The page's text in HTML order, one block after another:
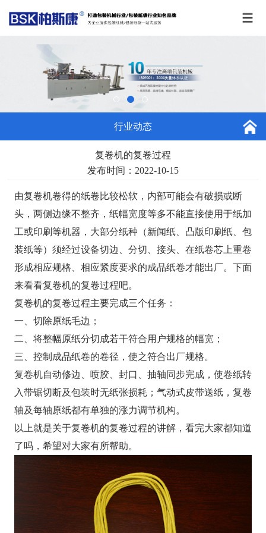
行业动态
复卷机的复卷过程
发布时间：2022-10-15
由复卷机卷得的纸卷比较松软，内部可能会有破损或断
头，两侧边缘不整齐，纸幅宽度等多不能直接使用于纸加
工或印刷等机器，大部分纸种（新闻纸、凸版印刷纸、包
装纸等）须经过设备切边、分切、接头、在纸卷芯上重卷
形成相应规格、相应紧度要求的成品纸卷才能出厂。下面
来看看复卷机的复卷过程吧。
复卷机的复卷过程主要完成三个任务：
一、切除原纸毛边；
二、将整幅原纸分切成若干符合用户规格的幅宽；
三、控制成品纸卷的卷径，使之符合出厂规格。
复卷机自动修边、喷胶、封口、抽轴同步完成，使卷纸转
入带锯切断及包装时无纸张损耗；气动式皮带送纸，复卷
轴及每轴原纸都有单独的涨力调节机构。
以上就是关于复卷机的复卷过程的讲解，看完大家都知道
了吗，希望对大家有所帮助。